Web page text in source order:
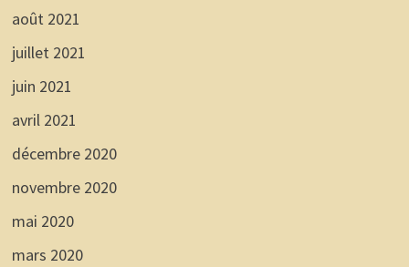
août 2021
juillet 2021
juin 2021
avril 2021
décembre 2020
novembre 2020
mai 2020
mars 2020